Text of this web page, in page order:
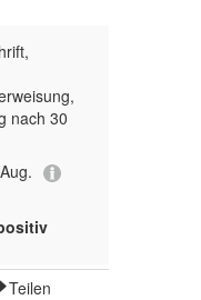
nach 30
Teilen